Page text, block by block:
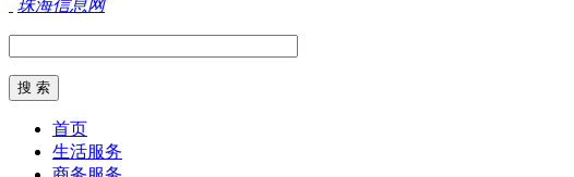
珠海信息网
首页
生活服务